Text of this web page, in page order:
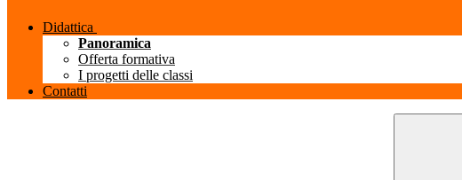
Didattica
Panoramica
Offerta formativa
I progetti delle classi
Contatti